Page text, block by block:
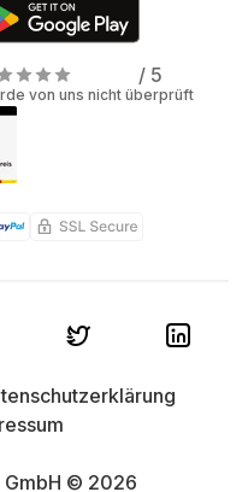
/ 5
von uns nicht überprüft
GmbH © 2026